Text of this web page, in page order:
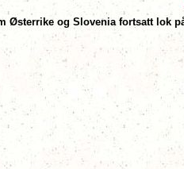
Østerrike og Slovenia fortsatt lok